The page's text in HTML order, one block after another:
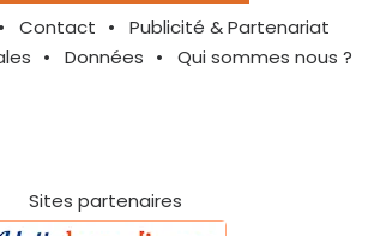
Contact
Publicité & Partenariat
Données Qui sommes nous ?
Sites partenaires